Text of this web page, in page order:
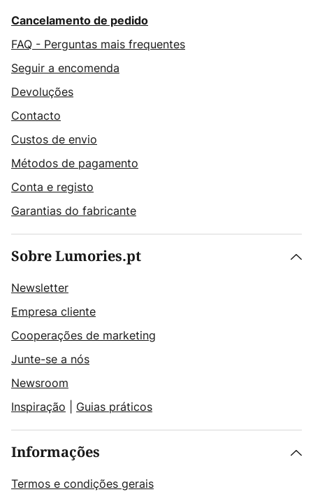
Cancelamento de pedido
FAQ - Perguntas mais frequentes
Seguir a encomenda
Devoluções
Contacto
Custos de envio
Métodos de pagamento
Conta e registo
Garantias do fabricante
Sobre Lumories.pt
Newsletter
Empresa cliente
Cooperações de marketing
Junte-se a nós
Newsroom
Inspiração
Guias práticos
Informações
Termos e condições gerais